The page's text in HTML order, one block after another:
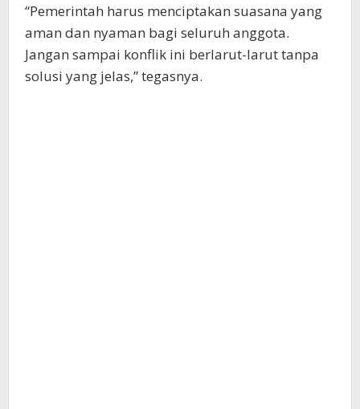
“Pemerintah harus menciptakan suasana yang
aman dan nyaman bagi seluruh anggota.
Jangan sampai konflik ini berlarut-larut tanpa
solusi yang jelas,” tegasnya.